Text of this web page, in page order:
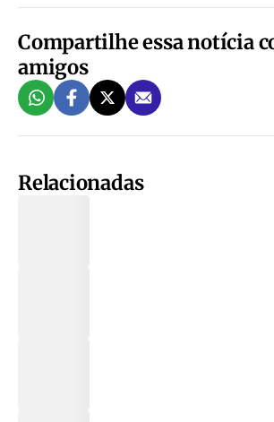
Compartilhe essa notícia
amigos
Relacionadas